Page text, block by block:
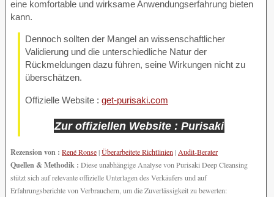
eine komfortable und wirksame Anwendungserfahrung bieten
kann.
Dennoch sollten der Mangel an wissenschaftlicher
Validierung und die unterschiedliche Natur der
Rückmeldungen dazu führen, seine Wirkungen nicht zu
überschätzen.
Offizielle Website : get-purisaki.com
Zur offiziellen Website : Purisaki
Rezension von : René Ronse|Überarbeitete Richtlinien| Audit-Berater
Quellen & Methodik : Diese unabhängige Analyse von Purisaki Deep Cleansing
stützt sich auf relevante offizielle Unterlagen des Verkäufers und auf
Erfahrungsberichte von Verbrauchern, um die Zuverlässigkeit zu bewerten: